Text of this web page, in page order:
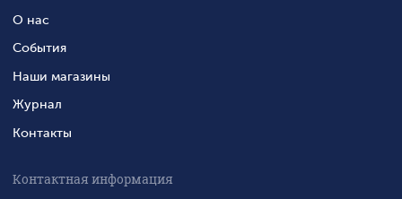
О нас
События
Наши магазины
Журнал
Контакты
Контактная информация